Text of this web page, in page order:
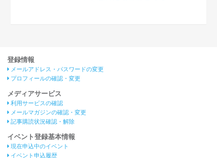
登録情報
メールアドレス・パスワードの変更
プロフィールの確認・変更
メディアサービス
利用サービスの確認
メールマガジンの確認・変更
記事購読状況確認・解除
イベント登録基本情報
現在申込中のイベント
イベント申込履歴